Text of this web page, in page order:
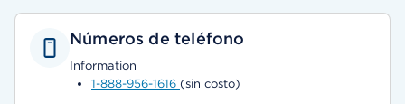
Números de teléfono
Information
1-888-956-1616 (sin costo)